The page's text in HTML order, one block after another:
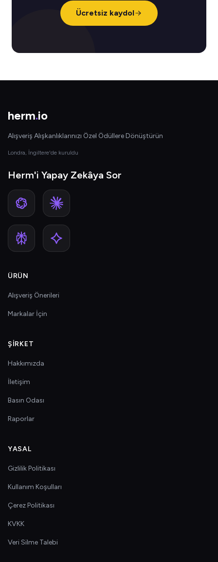
Ücretsiz kaydol
herm.io
Alışveriş Alışkanlıklarınızı Özel Ödüllere Dönüştürün
Londra, İngiltere'de kuruldu
Herm'i Yapay Zekâya Sor
ÜRÜN
Alışveriş Önerileri
Markalar İçin
ŞIRKET
Hakkımızda
İletişim
Basın Odası
Raporlar
YASAL
Gizlilik Politikası
Kullanım Koşulları
Çerez Politikası
KVKK
Veri Silme Talebi